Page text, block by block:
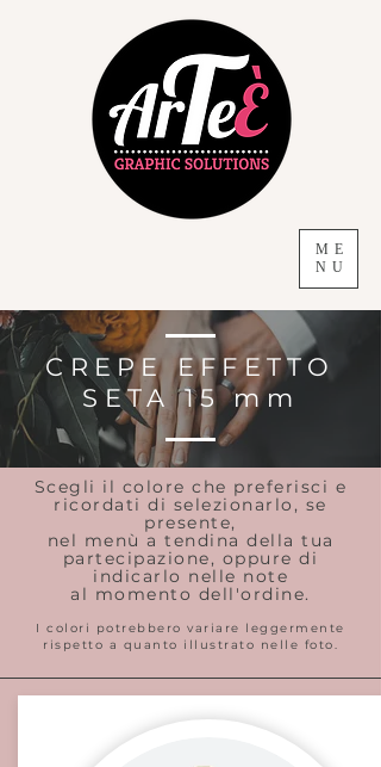
ME
NU
CREPE EFFETTO
SETA 15 mm
Scegli il colore che preferisci e
ricordati di selezionarlo, se
presente,
nel menù a tendina della tua
partecipazione, oppure di
indicarlo nelle note
al momento dell'ordine.
I colori potrebbero variare leggermente
rispetto a quanto illustrato nelle foto.